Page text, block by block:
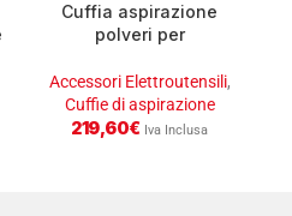
Cuffia aspirazione
polveri per
Accessori Elettroutensili,
Cuffie di aspirazione
219,60€ Iva Inclusa